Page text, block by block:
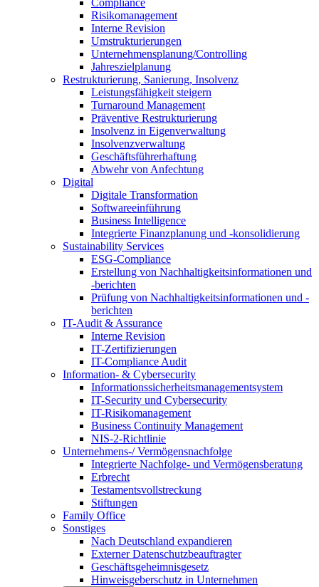
Compliance
Risikomanagement
Interne Revision
Umstrukturierungen
Unternehmensplanung/Controlling
Jahreszielplanung
Restrukturierung, Sanierung, Insolvenz
Leistungsfähigkeit steigern
Turnaround Management
Präventive Restrukturierung
Insolvenz in Eigenverwaltung
Insolvenzverwaltung
Geschäftsführerhaftung
Abwehr von Anfechtung
Digital
Digitale Transformation
Softwareeinführung
Business Intelligence
Integrierte Finanzplanung und -konsolidierung
Sustainability Services
ESG-Compliance
Erstellung von Nachhaltigkeitsinformationen und
-berichten
Prüfung von Nachhaltigkeitsinformationen und -
berichten
IT-Audit & Assurance
Interne Revision
IT-Zertifizierungen
IT-Compliance Audit
Information- & Cybersecurity
Informationssicherheitsmanagementsystem
IT-Security und Cybersecurity
IT-Risikomanagement
Business Continuity Management
NIS-2-Richtlinie
Unternehmens-/Vermögensnachfolge
Integrierte Nachfolge- und Vermögensberatung
Erbrecht
Testamentsvollstreckung
Stiftungen
Family Office
Sonstiges
Nach Deutschland expandieren
Externer Datenschutzbeauftragter
Geschäftsgeheimnisgesetz
Hinweisgeberschutz in Unternehmen